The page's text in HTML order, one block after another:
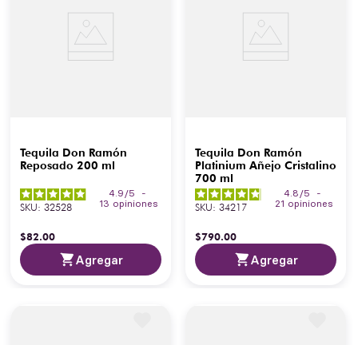
Tequila Don Ramón
Reposado 200 ml
4.9 /5
-
13 opiniones
SKU: 32528
$82.00
Agregar
Tequila Don Ramón
Platinium Añejo Cristalino
700 ml
4.8 /5
-
21 opiniones
SKU: 34217
$790.00
Agregar